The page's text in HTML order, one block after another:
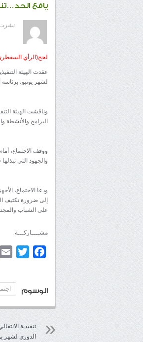
يافع
نشرت
لحج(الرأي
عقدت الهيئة
لشهر يونيو،
وناقشت الهيئة
البرامج
ووقف الاجتماع،
والجهود التي
ودعا الاجتماع،
إلى ضرورة تكثيف
على الشباب
مشــــاركـــة
Facebook
الوسوم
تنفيذية
الدوري لشهر